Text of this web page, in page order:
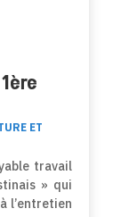
ET
travail
» qui
l’entretien